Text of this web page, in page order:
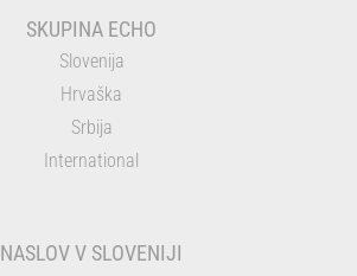
SKUPINA ECHO
Slovenija
Hrvaška
Srbija
International
NASLOV V SLOVENIJI